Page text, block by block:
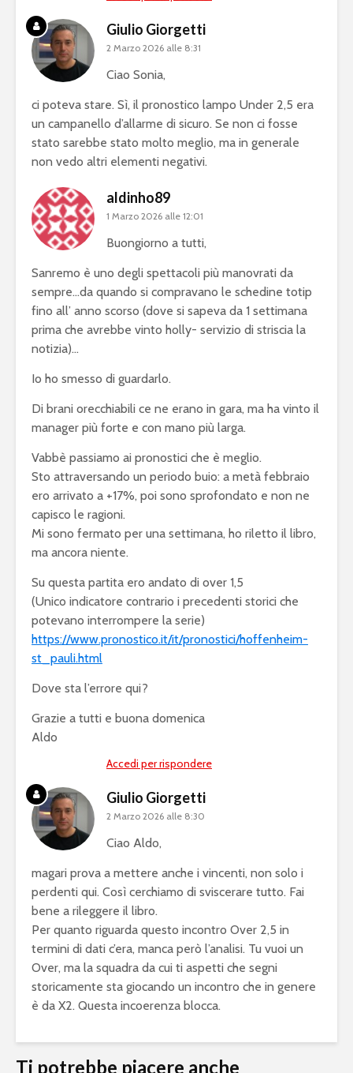
Giulio Giorgetti
2 Marzo 2026 alle 8:31
Ciao Sonia,
ci poteva stare. Sì, il pronostico lampo Under 2,5 era
un campanello d’allarme di sicuro. Se non ci fosse
stato sarebbe stato molto meglio, ma in generale
non vedo altri elementi negativi.
aldinho89
1 Marzo 2026 alle 12:01
Buongiorno a tutti,
Sanremo è uno degli spettacoli più manovrati da
sempre…da quando si compravano le schedine totip
fino all’ anno scorso (dove si sapeva da 1 settimana
prima che avrebbe vinto holly- servizio di striscia la
notizia)…
Io ho smesso di guardarlo.
Di brani orecchiabili ce ne erano in gara, ma ha vinto il
manager più forte e con mano più larga.
Vabbè passiamo ai pronostici che è meglio.
Sto attraversando un periodo buio: a metà febbraio
ero arrivato a +17%, poi sono sprofondato e non ne
capisco le ragioni.
Mi sono fermato per una settimana, ho riletto il libro,
ma ancora niente.
Su questa partita ero andato di over 1,5
(Unico indicatore contrario i precedenti storici che
potevano interrompere la serie)
https://www.pronostico.it/it/pronostici/hoffenheim-
st_pauli.html
Dove sta l’errore qui?
Grazie a tutti e buona domenica
Aldo
Accedi per rispondere
Giulio Giorgetti
2 Marzo 2026 alle 8:30
Ciao Aldo,
magari prova a mettere anche i vincenti, non solo i
perdenti qui. Così cerchiamo di sviscerare tutto. Fai
bene a rileggere il libro.
Per quanto riguarda questo incontro Over 2,5 in
termini di dati c’era, manca però l’analisi. Tu vuoi un
Over, ma la squadra da cui ti aspetti che segni
storicamente sta giocando un incontro che in genere
è da X2. Questa incoerenza blocca.
Ti potrebbe piacere anche